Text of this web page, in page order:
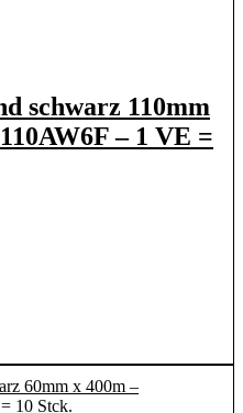
schwarz 110mm
– 1 VE =